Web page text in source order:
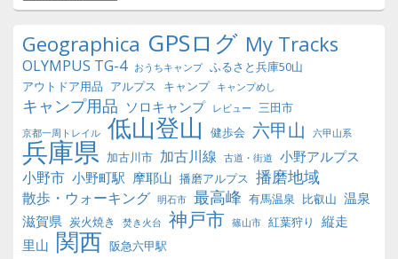
Geographica GPSログ My Tracks
OLYMPUS TG-4 おうちキャンプ ふるさと兵庫50山
アウトドア用品 アルプス キャンプ キャンプめし
キャンプ用品 ソロキャンプ レビュー 三田市
京都一周トレイル 低山登山 健歩会 六甲山 六甲山系
兵庫県 加古川市 加古川線 古道・街道 小野アルプス
小野市 小野町駅 摩耶山 播磨アルプス 播磨地域
散歩・ウォーキング 明石市 最高峰 有馬温泉 比叡山 温泉
滋賀県 炭火焼き 焚き火台 神戸市 篠山市 紅葉狩り
縦走
里山 関西 阪急六甲駅